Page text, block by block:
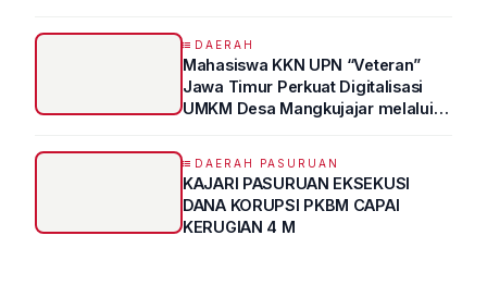
DAERAH
Mahasiswa KKN UPN “Veteran”
Jawa Timur Perkuat Digitalisasi
UMKM Desa Mangkujajar melalui
DAERAH PASURUAN
KAJARI PASURUAN EKSEKUSI
DANA KORUPSI PKBM CAPAI
KERUGIAN 4 M